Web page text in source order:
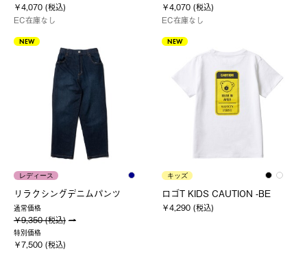
￥4,070 (税込)
EC在庫なし
￥4,070 (税込)
EC在庫なし
NEW
レディース
リラクシングデニムパンツ
通常価格
￥9,350 (税込)
特別価格
￥7,500 (税込)
NEW
キッズ
ロゴT KIDS CAUTION -BE
￥4,290 (税込)